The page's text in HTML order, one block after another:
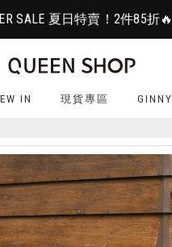
SALE 夏日特賣！2件85折🔥
IN 現貨專區